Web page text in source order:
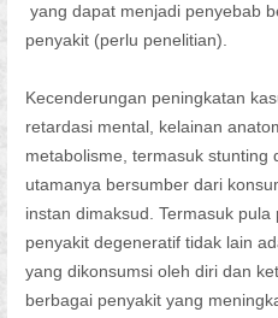
yang dapat menjadi penyebab
penyakit (perlu penelitian).
Kecenderungan peningkatan
retardasi mental, kelainan
metabolisme, termasuk stunting
utamanya bersumber dari
instan dimaksud. Termasuk
penyakit degeneratif tidak lain
yang dikonsumsi oleh diri dan
berbagai penyakit yang